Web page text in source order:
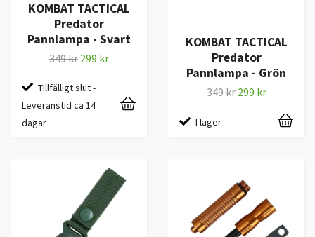
KOMBAT TACTICAL
Predator
Pannlampa - Svart
349 kr 299 kr
Tillfälligt slut -
Leveranstid ca 14
dagar
KOMBAT TACTICAL
Predator
Pannlampa - Grön
349 kr 299 kr
I lager